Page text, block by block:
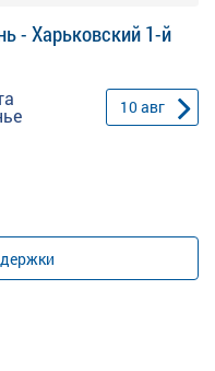
- Харьковский 1-й
10авг